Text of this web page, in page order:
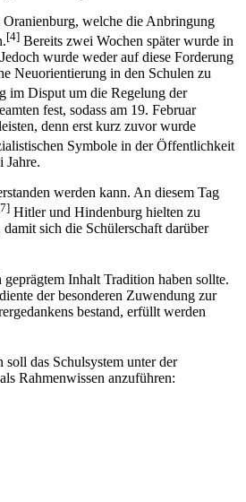
welche die Anbringung
[4] Bereits zwei Wochen später wurde in
wurde weder auf diese Forderung
Neuorientierung in den Schulen zu
im Disput um die Regelung der
fest, sodass am 19. Februar
denn erst kurz zuvor wurde
Symbole in der Öffentlichkeit
Jahre.
werden kann. An diesem Tag
Hitler und Hindenburg hielten zu
sich die Schülerschaft darüber
Inhalt Tradition haben sollte.
der besonderen Zuwendung zur
bestand, erfüllt werden
das Schulsystem unter der
Rahmenwissen anzuführen: